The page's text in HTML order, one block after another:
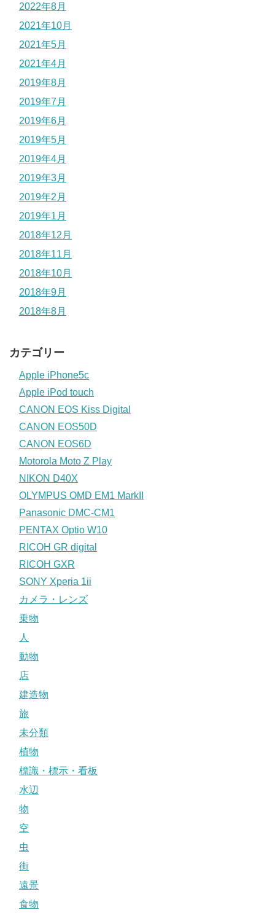
2022年8月
2021年10月
2021年5月
2021年4月
2019年8月
2019年7月
2019年6月
2019年5月
2019年4月
2019年3月
2019年2月
2019年1月
2018年12月
2018年11月
2018年10月
2018年9月
2018年8月
カテゴリー
Apple iPhone5c
Apple iPod touch
CANON EOS Kiss Digital
CANON EOS50D
CANON EOS6D
Motorola Moto Z Play
NIKON D40X
OLYMPUS OMD EM1 MarkII
Panasonic DMC-CM1
PENTAX Optio W10
RICOH GR digital
RICOH GXR
SONY Xperia 1ii
カメラ・レンズ
乗物
人
動物
店
建造物
旅
未分類
植物
標識・標示・看板
水辺
物
空
虫
街
遠景
食物